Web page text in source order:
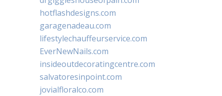
hotflashdesigns.com
garagenadeau.com
lifestylechauffeurservice.com
EverNewNails.com
insideoutdecoratingcentre.com
salvatoresinpoint.com
jovialfloralco.com